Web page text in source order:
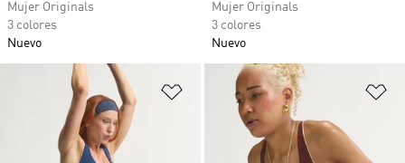
Mujer Originals
3 colores
Nuevo
Mujer Originals
3 colores
Nuevo
Añadir a la lista de deseos